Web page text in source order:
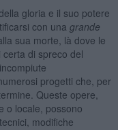
gloria e il suo potere
con una grande
sua morte, là dove le
di spreco del
progetti che, per
Queste opere,
o locale, possono
modifiche